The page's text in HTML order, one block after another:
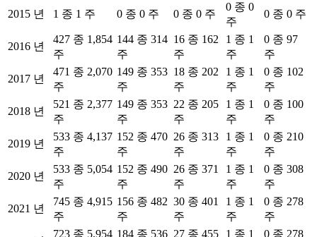
2015 년 1 종 1 주 0 종 0 주 0 종 0 주
0 종 0
주
0 종 0 주
2016 년
427 종 1,854
주
144 종 314
주
16 종 162
주
1 종 1
주
0 종 97
주
2017 년
471 종 2,070
주
149 종 353
주
18 종 202
주
1 종 1
주
0 종 102
주
2018 년
521 종 2,377
주
149 종 353
주
22 종 205
주
1 종 1
주
0 종 100
주
2019 년
533 종 4,137
주
152 종 470
주
26 종 313
주
1 종 1
주
0 종 210
주
2020 년
533 종 5,054
주
152 종 490
주
26 종 371
주
1 종 1
주
0 종 308
주
2021 년
745 종 4,915
주
156 종 482
주
30 종 401
주
1 종 1
주
0 종 278
주
723 종 5,954 184 종 536 27 종 455 1 종 1 0 종 278